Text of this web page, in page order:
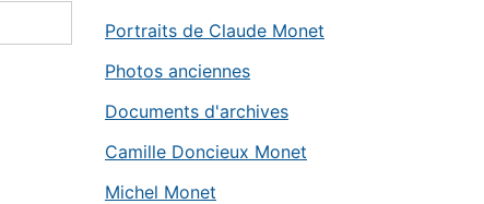
Portraits de Claude Monet
Photos anciennes
Documents d'archives
Camille Doncieux Monet
Michel Monet